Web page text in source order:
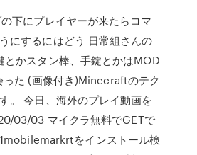
下にプレイヤーが来たらコマ
にするにはどう 日常組さんの
とかスタン棒、手錠とかはMOD
った (画像付き)Minecraftのテク
。 今日、海外のプレイ動画を
03/03 マイクラ無料でGETで
をインストール検